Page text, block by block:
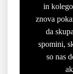
in
znova
da
spomini,
so nas